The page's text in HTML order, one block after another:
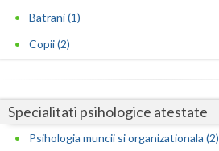
Hunedoara
Iasi
Batrani (1)
Copii (2)
Specialitati psihologice atestate
Psihologia muncii si organizationala (2)